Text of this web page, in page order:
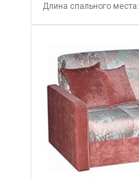
Длина спального места: